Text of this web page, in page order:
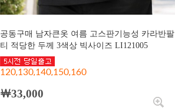
공동구매 남자큰옷 여름 고스판기능성 카라반팔
티 적당한 두께 3색상 빅사이즈 LI121005
120,130,140,150,160
￦33,000